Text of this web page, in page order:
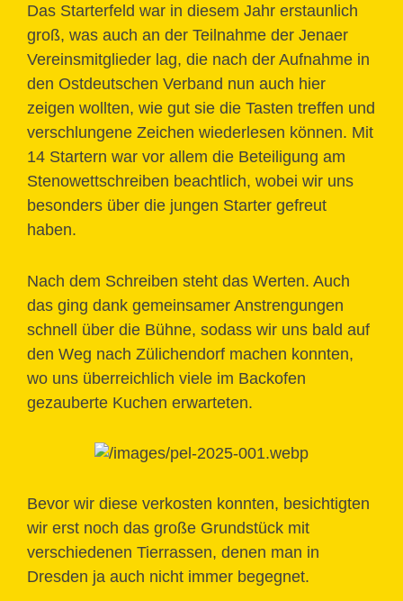
Das Starterfeld war in diesem Jahr erstaunlich
groß, was auch an der Teilnahme der Jenaer
Vereinsmitglieder lag, die nach der Aufnahme in
den Ostdeutschen Verband nun auch hier
zeigen wollten, wie gut sie die Tasten treffen und
verschlungene Zeichen wiederlesen können. Mit
14 Startern war vor allem die Beteiligung am
Stenowettschreiben beachtlich, wobei wir uns
besonders über die jungen Starter gefreut
haben.
Nach dem Schreiben steht das Werten. Auch
das ging dank gemeinsamer Anstrengungen
schnell über die Bühne, sodass wir uns bald auf
den Weg nach Zülichendorf machen konnten,
wo uns überreichlich viele im Backofen
gezauberte Kuchen erwarteten.
Bevor wir diese verkosten konnten, besichtigten
wir erst noch das große Grundstück mit
verschiedenen Tierrassen, denen man in
Dresden ja auch nicht immer begegnet.